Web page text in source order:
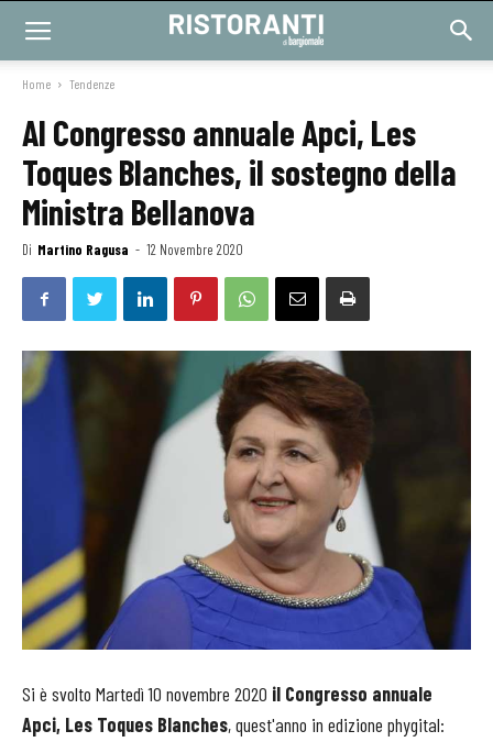
Home Tendenze
Al Congresso annuale Apci, Les
Toques Blanches, il sostegno della
Ministra Bellanova
Di Martino Ragusa - 12 Novembre 2020
Si è svolto Martedì 10 novembre 2020 il Congresso annuale
Apci, Les Toques Blanches, quest'anno in edizione phygital: